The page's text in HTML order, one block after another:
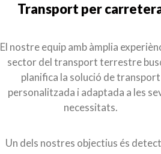
Transport per
El nostre equip amb àmplia
sector del transport terrestre
planifica la solució de transport
personalitzada i adaptada a les
necessitats.
Un dels nostres objectius és